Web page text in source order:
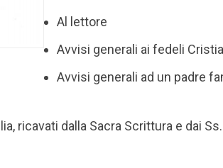
Al lettore
Avvisi generali ai fedeli
Avvisi generali ad un padre
ricavati dalla Sacra Scrittura e dai